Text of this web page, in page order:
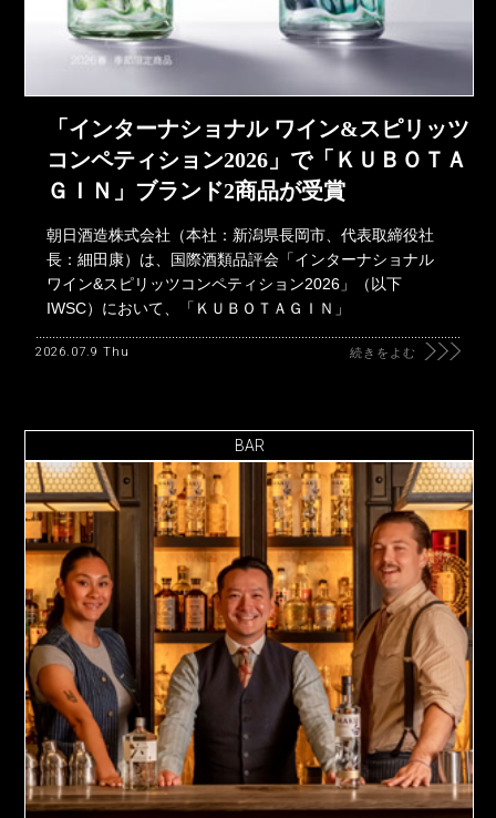
「インターナショナル ワイン&スピリッツ
コンペティション2026」で「ＫＵＢＯＴＡ
ＧＩＮ」ブランド2商品が受賞
朝日酒造株式会社（本社：新潟県長岡市、代表取締役社
長：細田康）は、国際酒類品評会「インターナショナル
ワイン&スピリッツコンペティション2026」（以下
IWSC）において、「ＫＵＢＯＴＡＧＩＮ」
2026.07.9 Thu 続きをよむ
BAR